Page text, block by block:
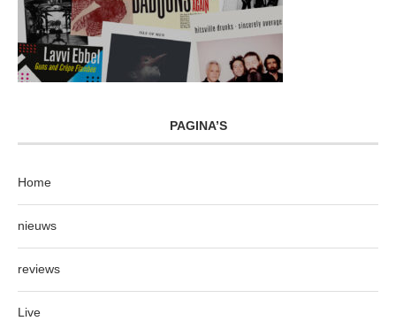
PAGINA’S
Home
nieuws
reviews
Live